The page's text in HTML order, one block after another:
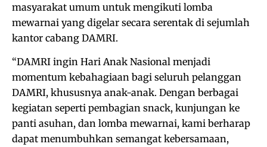
masyarakat umum untuk mengikuti lomba
mewarnai yang digelar secara serentak di sejumlah
kantor cabang DAMRI.
“DAMRI ingin Hari Anak Nasional menjadi
momentum kebahagiaan bagi seluruh pelanggan
DAMRI, khususnya anak-anak. Dengan berbagai
kegiatan seperti pembagian snack, kunjungan ke
panti asuhan, dan lomba mewarnai, kami berharap
dapat menumbuhkan semangat kebersamaan,